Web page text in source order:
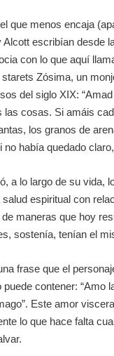
que menos encaja
escribían desde
con lo que aquí
Zósima, un
del siglo XIX:
cosas. Si amáis
los granos de
había quedado
a lo largo de su vida,
espiritual con
maneras que hoy
sostenía, tenían el
frase que el
contener:
. Este amor
lo que hace falta